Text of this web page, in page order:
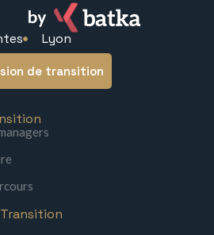
Lyon
de transition